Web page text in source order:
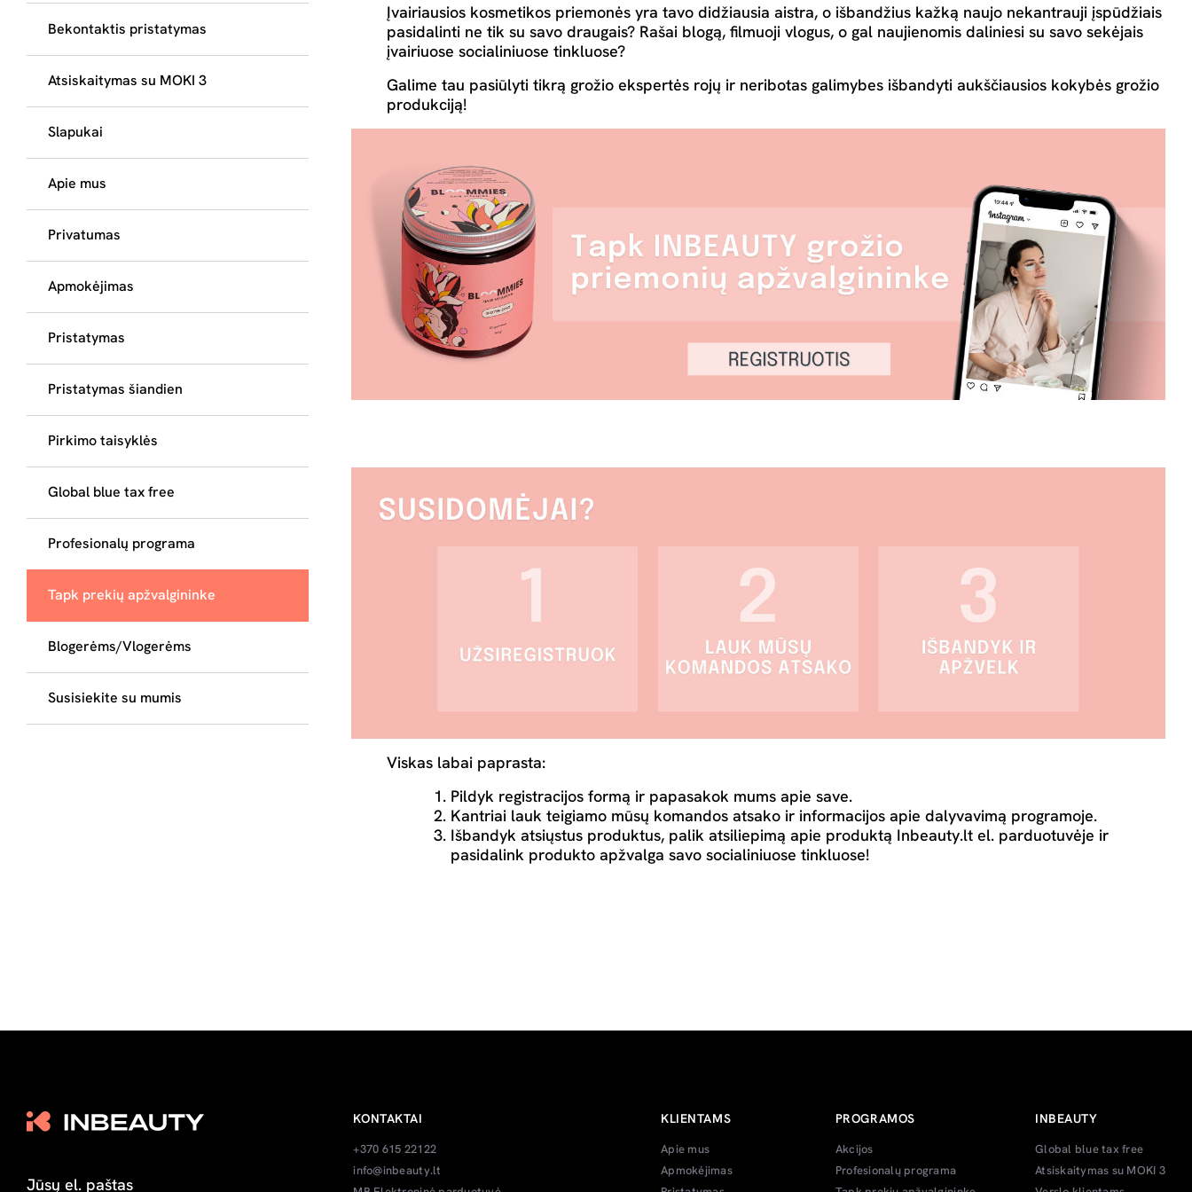
Bekontaktis pristatymas
Atsiskaitymas su MOKI 3
Slapukai
Apie mus
Privatumas
Apmokėjimas
Pristatymas
Pristatymas šiandien
Pirkimo taisyklės
Global blue tax free
Profesionalų programa
Tapk prekių apžvalgininke
Blogerėms/Vlogerėms
Susisiekite su mumis
Įvairiausios kosmetikos priemonės yra tavo didžiausia aistra, o išbandžius kažką naujo nekantrauji įspūdžiais
pasidalinti ne tik su savo draugais? Rašai blogą, filmuoji vlogus, o gal naujienomis daliniesi su savo sekėjais
įvairiuose socialiniuose tinkluose?
Galime tau pasiūlyti tikrą grožio ekspertės rojų ir neribotas galimybes išbandyti aukščiausios kokybės grožio
produkciją!
Viskas labai paprasta:
Pildyk registracijos formą ir papasakok mums apie save.
Kantriai lauk teigiamo mūsų komandos atsako ir informacijos apie dalyvavimą programoje.
Išbandyk atsiųstus produktus, palik atsiliepimą apie produktą Inbeauty.lt el. parduotuvėje ir
pasidalink produkto apžvalga savo socialiniuose tinkluose!
KONTAKTAI
+370 615 22122
info@inbeauty.lt
KLIENTAMS
Apie mus
Apmokėjimas
PROGRAMOS
Akcijos
Profesionalų programa
INBEAUTY
Global blue tax free
Atsiskaitymas su MOKI 3